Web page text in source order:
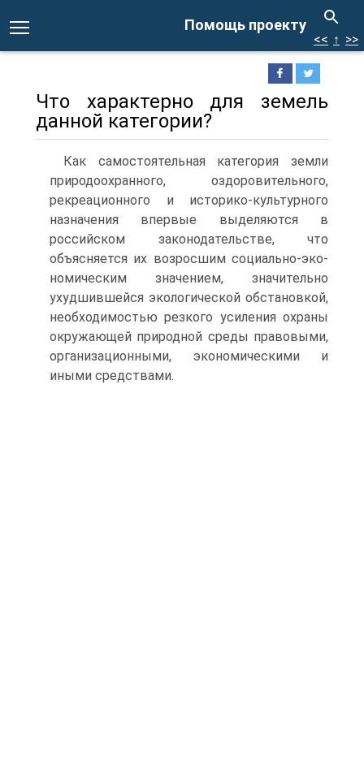
Помощь проекту
<< ↑ >>
Что характерно для земель
данной категории?
Как самостоятельная категория земли
при­родоохранного, оздоровительного,
рекреацион­ного и историко-культурного
назначения впер­вые выделяются в
российском законодательстве, что
объясняется их возросшим социально-эко­
номическим значением, значительно
ухудшив­шейся экологической обстановкой,
необходи­мостью резкого усиления охраны
окружающей природной среды правовыми,
организационны­ми, экономическими и
иными средствами.